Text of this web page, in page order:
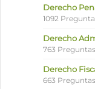
Derecho
1092
Derecho
763 Preguntas
Derecho
663 Preguntas